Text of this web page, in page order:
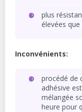
plus
élevées
Inconvénients:
procédé de
adhésive
mélangée
heure pour